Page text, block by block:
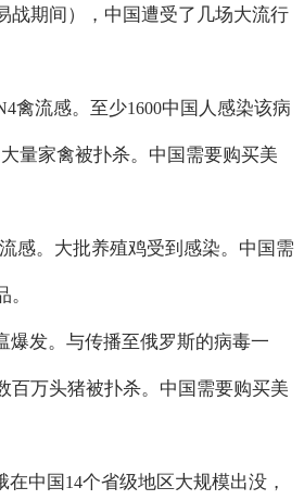
战期间），中国遭受了几场大流行
禽流感。至少1600中国人感染该病
量家禽被扑杀。中国需要购买美
感。大批养殖鸡受到感染。中国需
爆发。与传播至俄罗斯的病毒一
百万头猪被扑杀。中国需要购买美
在中国 14个省级地区大规模出没，